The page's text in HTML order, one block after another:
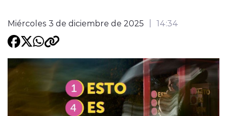
modo claro
Miércoles 3 de diciembre de 2025 14:34